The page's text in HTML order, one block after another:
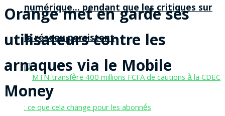
numérique… pendant que les critiques sur
le réseau persistent
Orange met en garde ses
utilisateurs contre les
arnaques via le Mobile
Money